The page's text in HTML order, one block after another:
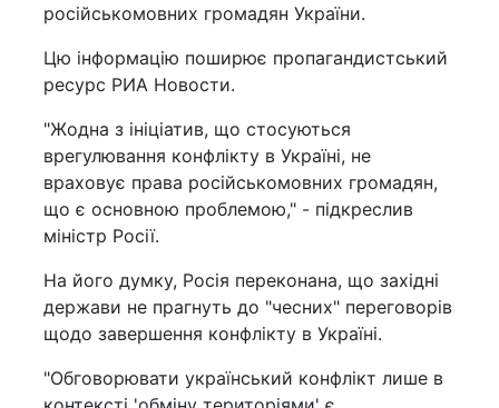
російськомовних громадян України.
Цю інформацію поширює пропагандистський
ресурс РИА Новости.
"Жодна з ініціатив, що стосуються
врегулювання конфлікту в Україні, не
враховує права російськомовних громадян,
що є основною проблемою," - підкреслив
міністр Росії.
На його думку, Росія переконана, що західні
держави не прагнуть до "чесних" переговорів
щодо завершення конфлікту в Україні.
"Обговорювати український конфлікт лише в